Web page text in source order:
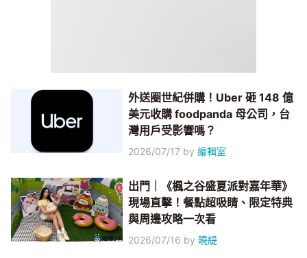
外送圈世紀併購！Uber 砸 148 億
美元收購 foodpanda 母公司，台
灣用戶受影響嗎？
2026/07/17 by編輯室
出門｜《楓之谷盛夏派對嘉年華》
現場直擊！餐點超吸睛、限定特典
與周邊攻略一次看
2026/07/16 by 曉緹